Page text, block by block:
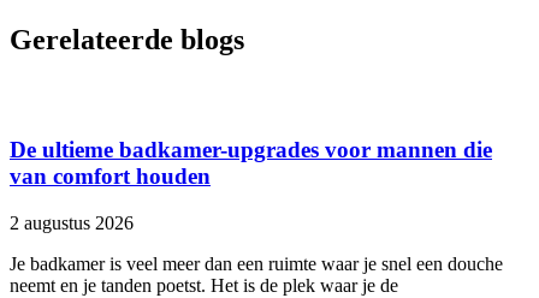
Gerelateerde blogs
De ultieme badkamer-upgrades voor mannen die
van comfort houden
2 augustus 2026
Je badkamer is veel meer dan een ruimte waar je snel een douche
neemt en je tanden poetst. Het is de plek waar je de